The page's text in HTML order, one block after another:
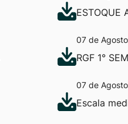
ESTOQUE
07 de
RGF 1°
07 de
Escala